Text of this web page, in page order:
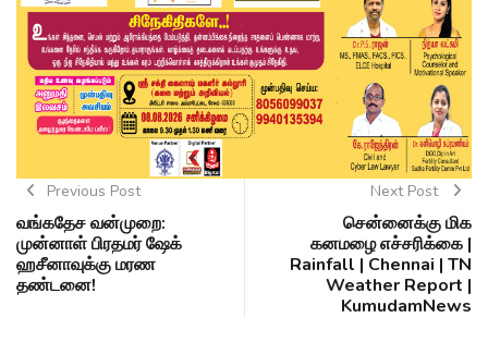
Previous Post
வங்கதேச வன்முறை:
முன்னாள் பிரதமர் ஷேக்
ஹசீனாவுக்கு மரண
தண்டனை!
Next Post
சென்னைக்கு மிக
கனமழை எச்சரிக்கை |
Rainfall | Chennai | TN
Weather Report |
KumudamNews